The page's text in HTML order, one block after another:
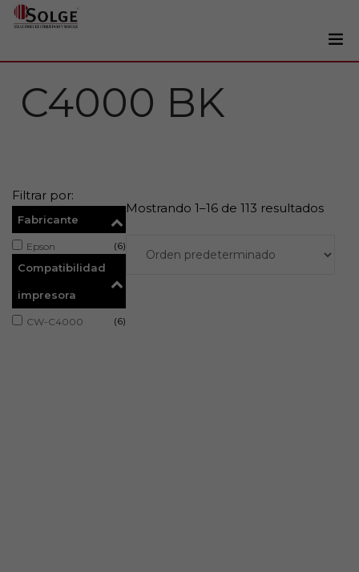
Impresoras
Tintas
Lectores
Marcaje
+34 93 241 22 21
C4000 BK
Filtrar por:
Fabricante
Epson (6)
Compatibilidad
impresora
CW-C4000 (6)
Mostrando 1–16 de 113 resultados